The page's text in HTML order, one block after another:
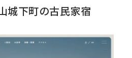
城下町の古民家宿